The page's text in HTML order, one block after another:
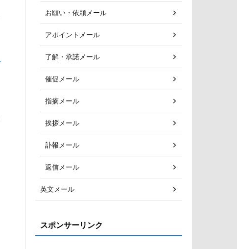
お願い・依頼メール
アポイントメール
了解・承諾メール
催促メール
指摘メール
挨拶メール
訃報メール
返信メール
英文メール
スポンサーリンク